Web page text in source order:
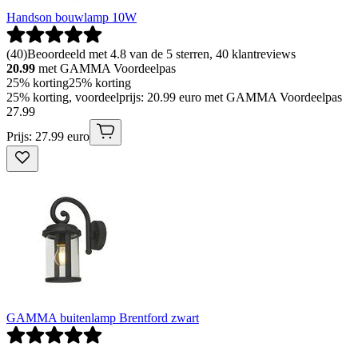
Handson bouwlamp 10W
(40)Beoordeeld met 4.8 van de 5 sterren, 40 klantreviews
20.99 met GAMMA Voordeelpas
25% korting25% korting
25% korting, voordeelprijs: 20.99 euro met GAMMA Voordeelpas
27.99
Prijs: 27.99 euro
GAMMA buitenlamp Brentford zwart